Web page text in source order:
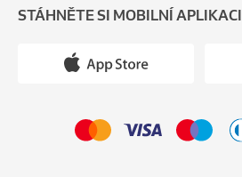
STÁHNĚTE SI MOBILNÍ APLIKACI